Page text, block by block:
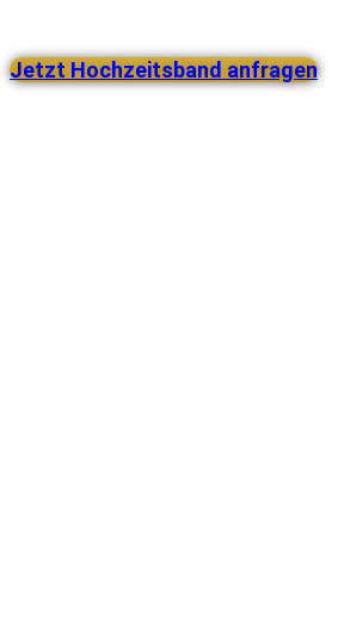
Jetzt Hochzeitsband anfragen